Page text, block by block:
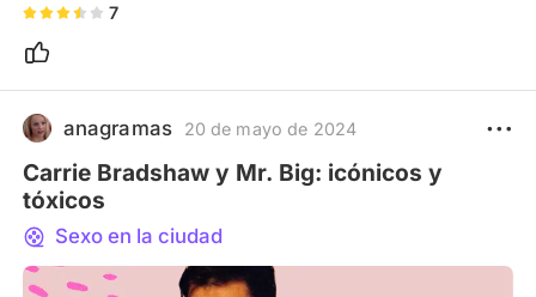
7
anagramas 20 de mayo de 2024
Carrie Bradshaw y Mr. Big: icónicos y
tóxicos
Sexo en la ciudad